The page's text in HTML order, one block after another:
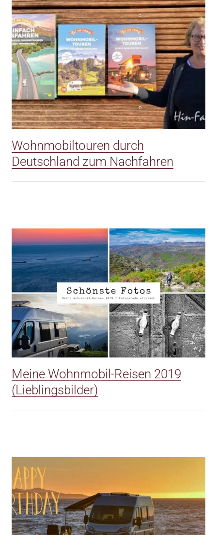
Wohnmobiltouren durch
Deutschland zum Nachfahren
Meine Wohnmobil-Reisen 2019
(Lieblingsbilder)